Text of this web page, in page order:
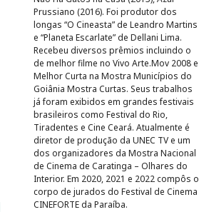
Prussiano (2016). Foi produtor dos
longas “O Cineasta” de Leandro Martins
e “Planeta Escarlate” de Dellani Lima.
Recebeu diversos prêmios incluindo o
de melhor filme no Vivo Arte.Mov 2008 e
Melhor Curta na Mostra Municípios do
Goiânia Mostra Curtas. Seus trabalhos
já foram exibidos em grandes festivais
brasileiros como Festival do Rio,
Tiradentes e Cine Ceará. Atualmente é
diretor de produção da UNEC TV e um
dos organizadores da Mostra Nacional
de Cinema de Caratinga – Olhares do
Interior. Em 2020, 2021 e 2022 compôs o
corpo de jurados do Festival de Cinema
CINEFORTE da Paraíba.